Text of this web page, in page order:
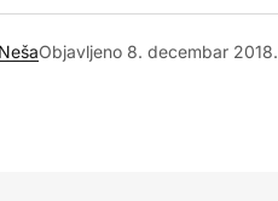
Objavljeno 8. decembar 2018.